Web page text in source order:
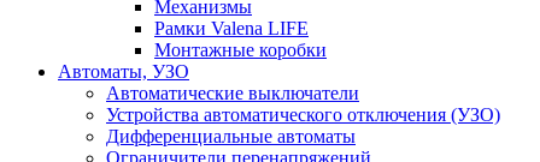
Механизмы
Рамки Valena LIFE
Монтажные коробки
Автоматы, УЗО
Автоматические выключатели
Устройства автоматического отключения (УЗО)
Дифференциальные автоматы